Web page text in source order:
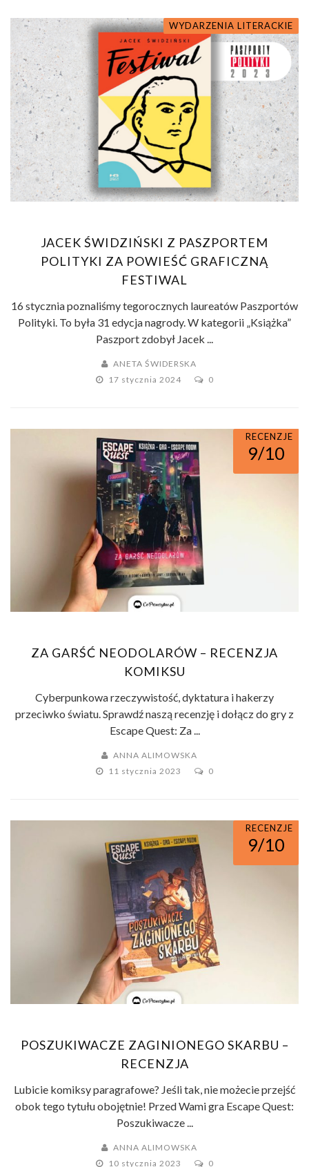
WYDARZENIA LITERACKIE
JACEK ŚWIDZIŃSKI Z PASZPORTEM
POLITYKI ZA POWIEŚĆ GRAFICZNĄ
FESTIWAL
16 stycznia poznaliśmy tegorocznych laureatów Paszportów
Polityki. To była 31 edycja nagrody. W kategorii „Książka”
Paszport zdobył Jacek ...
ANETA ŚWIDERSKA
17 stycznia 2024
0
RECENZJE
9/10
ZA GARŚĆ NEODOLARÓW – RECENZJA
KOMIKSU
Cyberpunkowa rzeczywistość, dyktatura i hakerzy
przeciwko światu. Sprawdź naszą recenzję i dołącz do gry z
Escape Quest: Za ...
ANNA ALIMOWSKA
11 stycznia 2023
0
RECENZJE
9/10
POSZUKIWACZE ZAGINIONEGO SKARBU –
RECENZJA
Lubicie komiksy paragrafowe? Jeśli tak, nie możecie przejść
obok tego tytułu obojętnie! Przed Wami gra Escape Quest:
Poszukiwacze ...
ANNA ALIMOWSKA
10 stycznia 2023
0